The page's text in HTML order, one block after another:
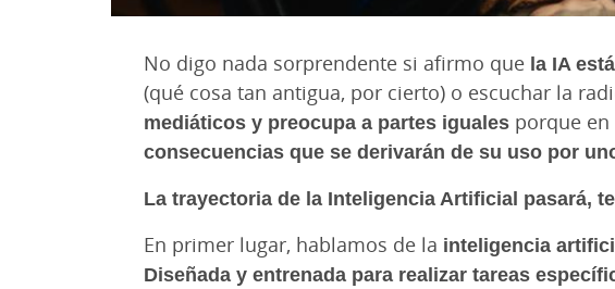
No digo nada sorprendente si afirmo que la IA
(qué cosa tan antigua, por cierto) o escuchar la
mediáticos y preocupa a partes iguales porque
consecuencias que se derivarán de su uso por
La trayectoria de la Inteligencia Artificial pasará,
En primer lugar, hablamos de la inteligencia
Diseñada y entrenada para realizar tareas